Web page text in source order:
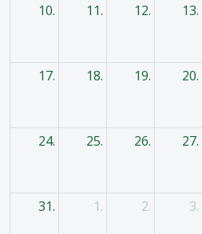
10. 11. 12. 13.
17. 18. 19. 20.
24. 25. 26. 27.
31. 1. 2. 3.